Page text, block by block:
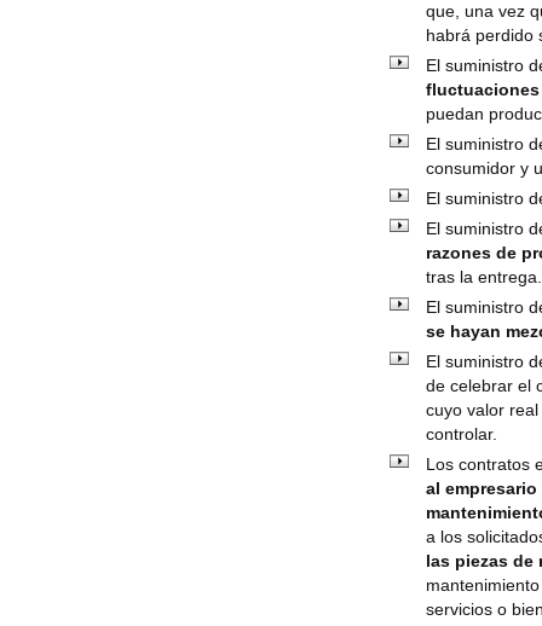
que, una vez
habrá perdido
El suministro
puedan
El suministro
consumidor y
El suministro
El suministro
razones de
tras la entrega.
El suministro
se hayan
El suministro
de celebrar el
cuyo valor
controlar.
Los contratos
al
a los
las piezas de
servicios o